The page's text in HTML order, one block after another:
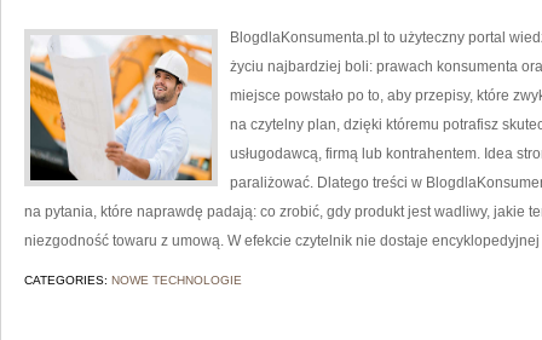
BlogdlaKonsumenta.pl to użyteczny portal
życiu najbardziej boli: prawach konsumenta
miejsce powstało po to, aby przepisy, które
na czytelny plan, dzięki któremu potrafisz
usługodawcą, firmą lub kontrahentem. Idea
paraliżować. Dlatego treści w
na pytania, które naprawdę padają: co zrobić, gdy produkt jest wadliwy, jakie
niezgodność towaru z umową. W efekcie czytelnik nie dostaje encyklopedyjnej
CATEGORIES: NOWE TECHNOLOGIE